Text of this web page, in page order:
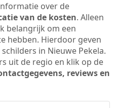
over de
van de kosten. Alleen
belangrijk om een
hebben. Hierdoor geven
in Nieuwe Pekela.
uit de regio en klik op de
reviews en